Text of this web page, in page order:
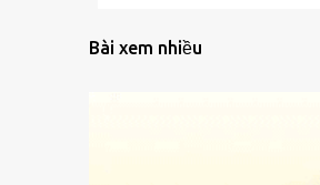
Bài xem nhiều